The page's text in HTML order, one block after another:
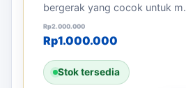
bergerak yang cocok untuk
Rp2.000.000
Harga aslinya adalah:
Rp1.000.000
Harga saat ini adalah:
Stok tersedia